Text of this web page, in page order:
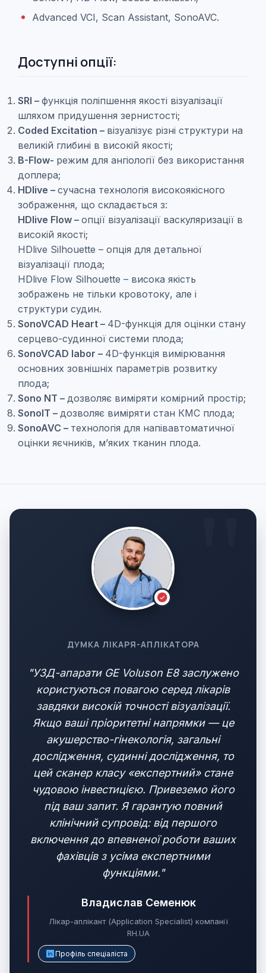
Advanced VCI, Scan Assistant, SonoAVC.
Доступні опції:
SRI – функція поліпшення якості візуалізації
шляхом придушення зернистості;
Coded Excitation – візуалізує різні структури на
великій глибині в високій якості;
B-Flow- режим для ангіології без використання
доплера;
HDlive – сучасна технологія високоякісного
зображення, що складається з:
HDlive Flow – опції візуалізації васкуляризації в
високій якості;
HDlive Silhouette – опція для детальної
візуалізації плода;
HDlive Flow Silhouette – висока якість
зображень не тільки кровотоку, але і
структури судин.
SonoVCAD Heart – 4D-функція для оцінки стану
серцево-судинної системи плода;
SonoVCAD labor – 4D-функція вимірювання
основних зовнішніх параметрів розвитку
плода;
Sono NT – дозволяє виміряти комірний простір;
SonoIT – дозволяє виміряти стан КМС плода;
SonoAVC – технологія для напівавтоматичної
оцінки яєчників, м’яких тканин плода.
ДУМКА ЛІКАРЯ-АПЛІКАТОРА
"УЗД-апарати GE Voluson E8 заслужено
користуються повагою серед лікарів
завдяки високій точності візуалізації.
Якщо ваші пріоритетні напрямки — це
акушерство-гінекологія, загальні
дослідження, судинні дослідження, то
цей сканер класу «експертний» стане
чудовою інвестицією. Привеземо його
під ваш запит. Я гарантую повний
клінічний супровід: від першого
включення до впевненої роботи ваших
фахівців з усіма експертними
функціями."
Владислав Семенюк
Лікар-аплікант (Application Specialist) компанії
RH.UA
Профіль спеціаліста